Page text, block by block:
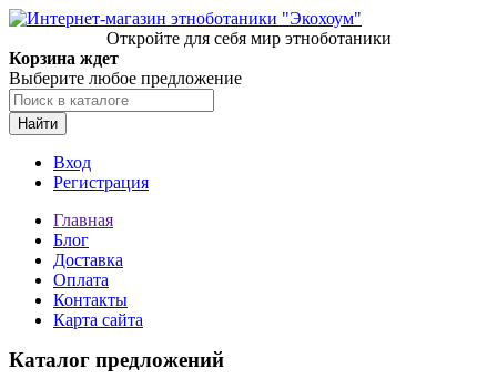
Откройте для себя мир этноботаники
Корзина ждет
Выберите любое предложение
Найти
Вход
Регистрация
Главная
Блог
Доставка
Оплата
Контакты
Карта сайта
Каталог предложений